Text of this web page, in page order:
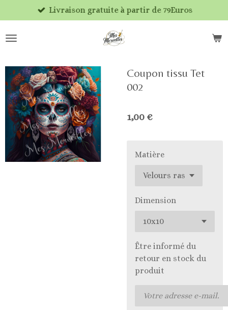
au
contenu
Livraison gratuite à partir de 79Euros
Coupon tissu Tet
002
1,00 €
Matière
Dimension
Être informé du
retour en stock du
produit